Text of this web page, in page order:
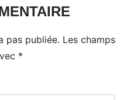
pas publiée. Les champs
*